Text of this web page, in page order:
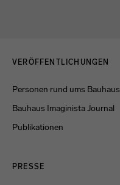
VERÖFFENTLICHUNGEN
Personen rund ums Bauhaus
Bauhaus Imaginista Journal
Publikationen
PRESSE